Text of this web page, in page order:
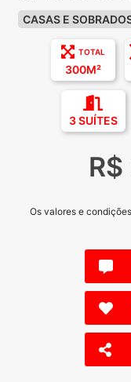
CASAS E
TOTAL
300M²
3 SUÍTES
Os valores e